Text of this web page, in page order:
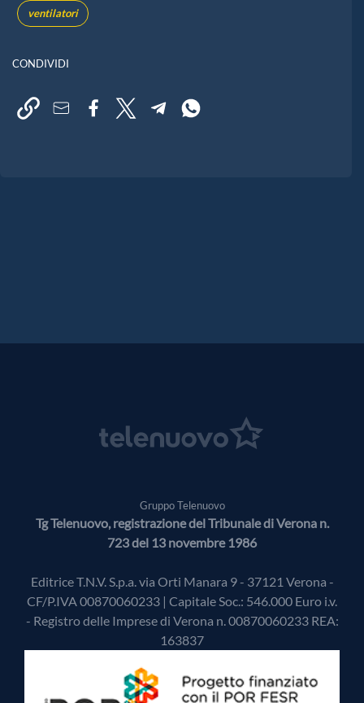
ventilatori
CONDIVIDI
Gruppo Telenuovo
Tg Telenuovo, registrazione del Tribunale di Verona n.
723 del 13 novembre 1986
Editrice T.N.V. S.p.a. via Orti Manara 9 - 37121 Verona -
CF/P.IVA 00870060233 | Capitale Soc.: 546.000 Euro i.v.
- Registro delle Imprese di Verona n. 00870060233 REA:
163837